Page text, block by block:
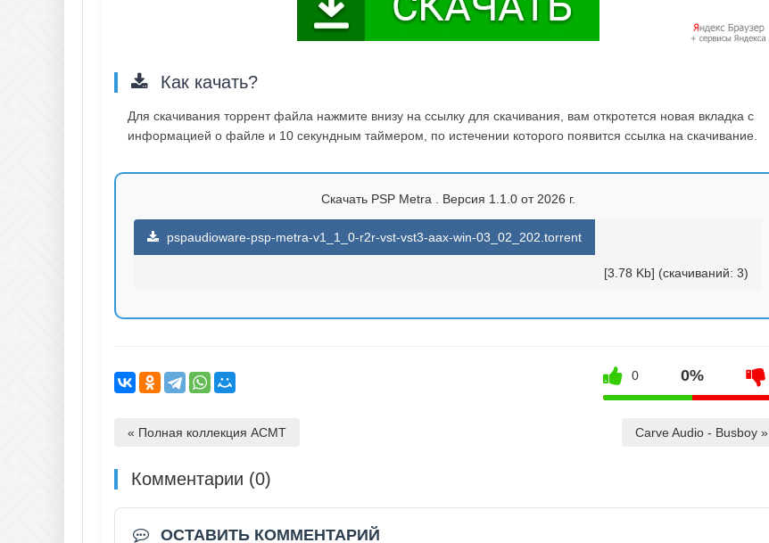
Как качать?
Для скачивания торрент файла нажмите внизу на ссылку для скачивания, вам откротется новая вкладка с
информацией о файле и 10 секундным таймером, по истечении которого появится ссылка на скачивание.
Скачать PSP Metra . Версия 1.1.0 от 2026 г.
pspaudioware-psp-metra-v1_1_0-r2r-vst-vst3-aax-win-03_02_202.torrent
[3.78 Kb] (cкачиваний: 3)
0 0%
« Полная коллекция ACMT Carve Audio - Busboy »
Комментарии (0)
ОСТАВИТЬ КОММЕНТАРИЙ